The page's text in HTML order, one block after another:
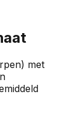
) met